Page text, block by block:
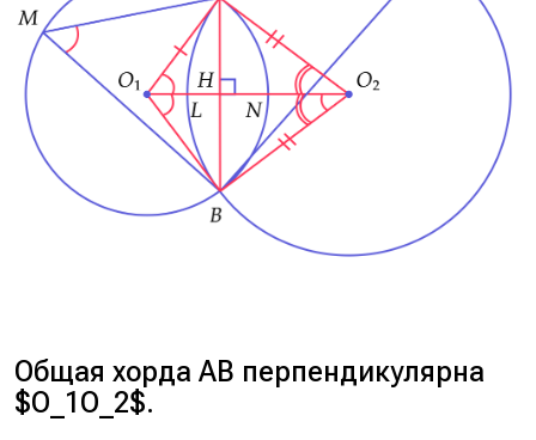
Общая хорда AB перпендикулярна
$O_1O_2$.